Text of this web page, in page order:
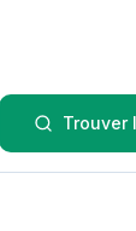
Trouver